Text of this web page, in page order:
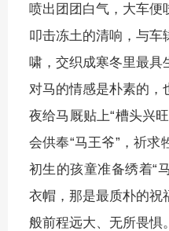
喷出团团白气，大车便
叩击冻土的清响，与车
啸，交织成寒冬里最具
对马的情感是朴素的，
夜给马厩贴上“槽头兴
会供奉“马王爷”，祈求
初生的孩童准备绣着“
衣帽，那是最质朴的祝
般前程远大、无所畏惧